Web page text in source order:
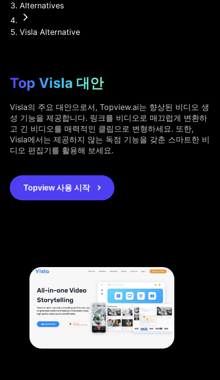
Alternatives
Visla Alternative
Top Visla 대안
Visla의 주요 대안으로서, Topview.ai는 향상된 비디오 생
성 기능을 제공합니다. 링크를 비디오로 매끄럽게 변환하
고 긴 비디오를 매력적인 클립으로 변형하세요. 또한,
Visla에서는 제공하지 않는 독점 기능을 갖춘 스마트한 비
디오 편집기를 활용해 보세요.
Topview 사용 시작